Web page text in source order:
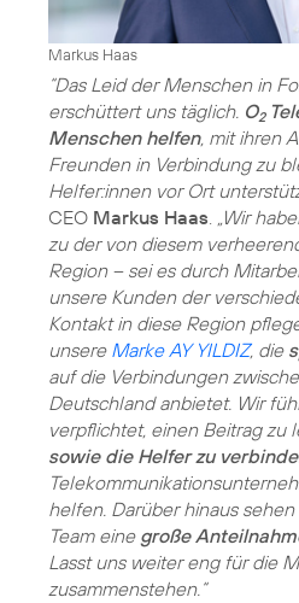
Markus Haas
“Das Leid der Menschen in
erschüttert uns täglich. O2
Menschen helfen, mit ihren
Freunden in Verbindung zu
Helfer:innen vor Ort
CEO Markus Haas. „Wir
zu der von diesem
Region – sei es durch
unsere Kunden der
Kontakt in diese Region
unsere Marke AY YILDIZ, die
auf die Verbindungen
Deutschland anbietet. Wir
verpflichtet, einen Beitrag zu
sowie die Helfer zu
helfen. Darüber hinaus
Team eine große
Lasst uns weiter eng für die
zusammenstehen.“